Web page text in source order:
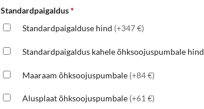
Standardpaigaldus *
Standardpaigalduse hind (+347 €)
Standardpaigaldus kahele õhksoojuspumbale hind
Maaraam õhksoojuspumbale (+84 €)
Alusplaat õhksoojuspumbale (+61 €)